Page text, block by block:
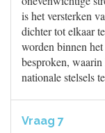
is het versterken
dichter tot elkaar
worden binnen
besproken,
nationale stelsels
Vraag 7